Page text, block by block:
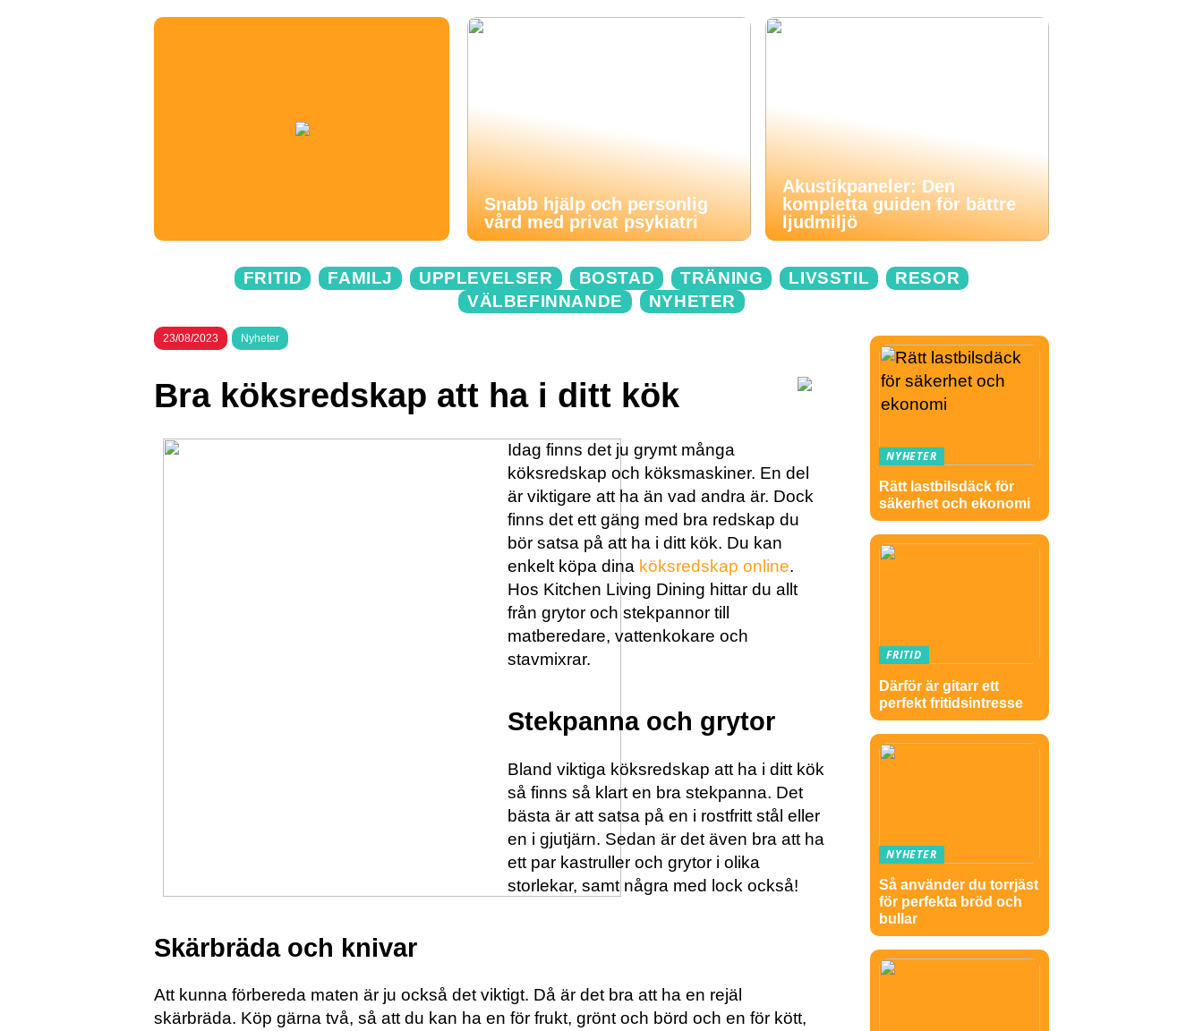
Snabb hjälp och personlig
vård med privat psykiatri
Akustikpaneler: Den
kompletta guiden för bättre
ljudmiljö
FRITID FAMILJ UPPLEVELSER BOSTAD TRÄNING LIVSSTIL
RESOR
VÄLBEFINNANDE
NYHETER
23/08/2023 Nyheter
Bra köksredskap att ha i ditt kök
Idag finns det ju grymt många
köksredskap och köksmaskiner. En del
är viktigare att ha än vad andra är. Dock
finns det ett gäng med bra redskap du
bör satsa på att ha i ditt kök. Du kan
enkelt köpa dina köksredskap online.
Hos Kitchen Living Dining hittar du allt
från grytor och stekpannor till
matberedare, vattenkokare och
stavmixrar.
Stekpanna och grytor
Bland viktiga köksredskap att ha i ditt kök
så finns så klart en bra stekpanna. Det
bästa är att satsa på en i rostfritt stål eller
en i gjutjärn. Sedan är det även bra att ha
ett par kastruller och grytor i olika
storlekar, samt några med lock också!
Skärbräda och knivar
Att kunna förbereda maten är ju också det viktigt. Då är det bra att ha en rejäl
skärbräda. Köp gärna två, så att du kan ha en för frukt, grönt och börd och en för kött,
NYHETER
Rätt lastbilsdäck för
säkerhet och ekonomi
FRITID
Därför är gitarr ett
perfekt fritidsintresse
NYHETER
Så använder du torrjäst
för perfekta bröd och
bullar